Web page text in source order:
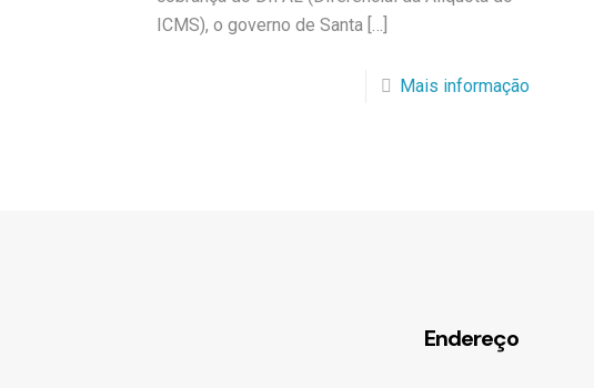
ICMS), o governo de Santa[…]
Mais informação
Endereço